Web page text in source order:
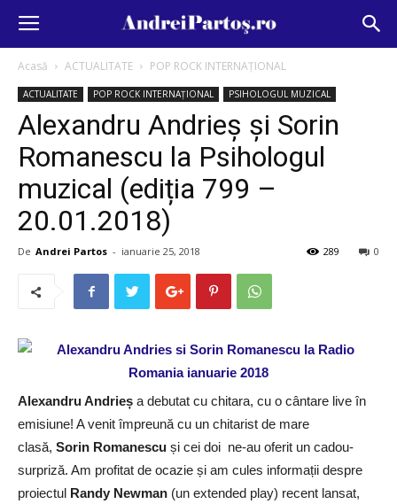
Acasă ACTUALITATE POP ROCK INTERNAȚIONAL
ACTUALITATE POP ROCK INTERNAȚIONAL PSIHOLOGUL MUZICAL
Alexandru Andrieș și Sorin
Romanescu la Psihologul
muzical (ediția 799 –
20.01.2018)
De Andrei Partos - ianuarie 25, 2018 0
289
Alexandru Andrieș a debutat cu chitara, cu o cântare live în
emisiune! A venit împreună cu un chitarist de mare
clasă, Sorin Romanescu și cei doi ne-au oferit un cadou-
surpriză. Am profitat de ocazie și am cules informații despre
proiectul Randy Newman (un extended play) recent lansat,